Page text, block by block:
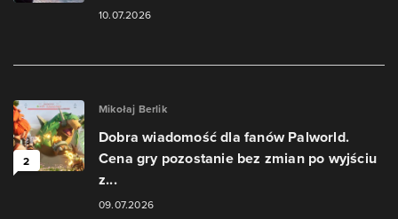
10.07.2026
2
Mikołaj Berlik
Dobra wiadomość dla fanów Palworld.
Cena gry pozostanie bez zmian po wyjściu
z...
09.07.2026